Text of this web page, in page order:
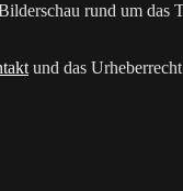
rund um
und das